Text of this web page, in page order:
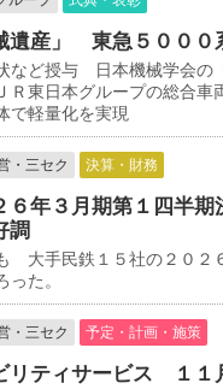
遺産」 東急５０００
ど授与 日本機械学会の
Ｒ東日本グループの総合車
で軽量化を実現
・三セク 決算・財務
年３月期第１四半期
調
大手民鉄１５社の２０２
た。
・三セク 予定・計画・施策
ティサービス １１